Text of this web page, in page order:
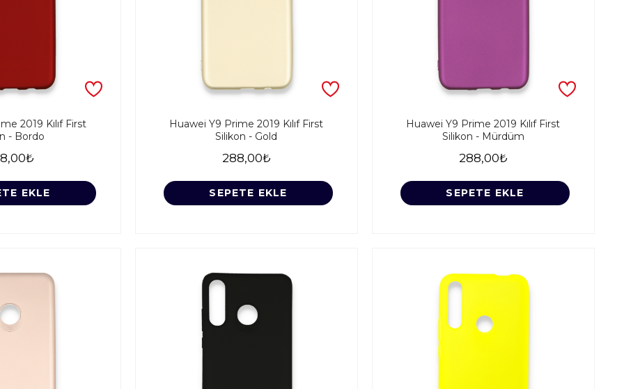
2019 Kılıf First
- Bordo
EKLE
Huawei Y9 Prime 2019 Kılıf First
Silikon - Gold
288,00₺
SEPETE EKLE
Huawei Y9 Prime 2019 Kılıf First
Silikon - Mürdüm
288,00₺
SEPETE EKLE